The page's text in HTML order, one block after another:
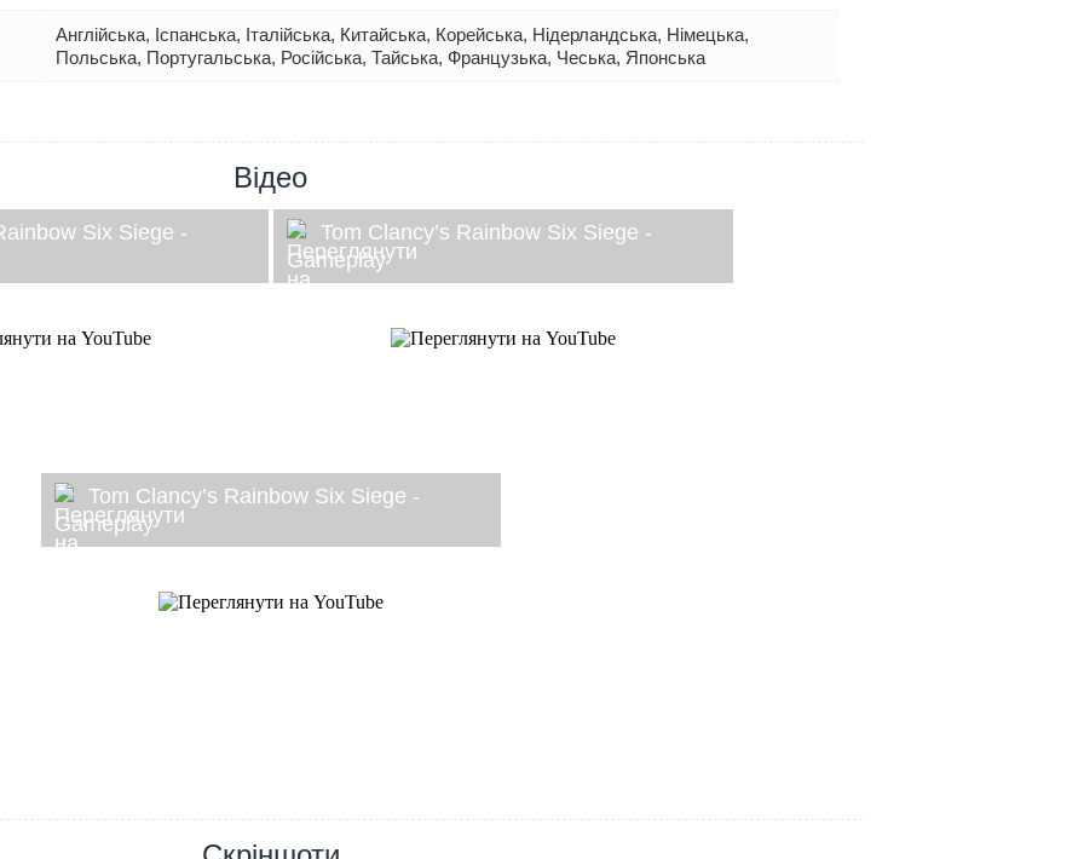
Англійська, Іспанська, Італійська, Китайська, Корейська, Нідерландська, Німецька,
Польська, Португальська, Російська, Тайська, Французька, Чеська, Японська
Відео
Six Siege -
Tom Clancy’s Rainbow Six Siege -
Gameplay
Tom Clancy’s Rainbow Six Siege -
Gameplay